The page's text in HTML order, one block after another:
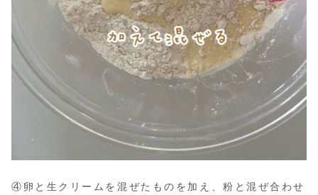
④卵と生クリームを混ぜたものを加え、粉と混ぜ合わせ